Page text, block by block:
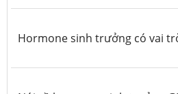
Hormone sinh trưởng có vai